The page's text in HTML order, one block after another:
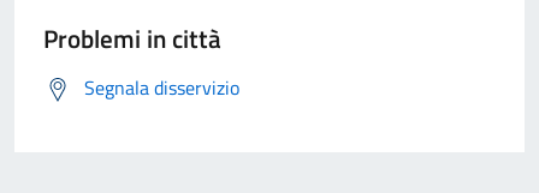
Problemi in città
Segnala disservizio